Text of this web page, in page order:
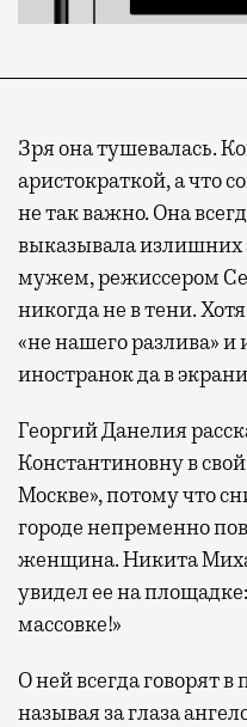
Зря она тушевалась.
аристократкой, а что
не так важно. Она
выказывала
мужем, режиссером
никогда не в тени.
«не нашего разлива» и
иностранок да в
Георгий Данелия
Константиновну в
Москве», потому что
городе непременно
женщина. Никита
увидел ее на
массовке!»
О ней всегда говорят
называя за глаза